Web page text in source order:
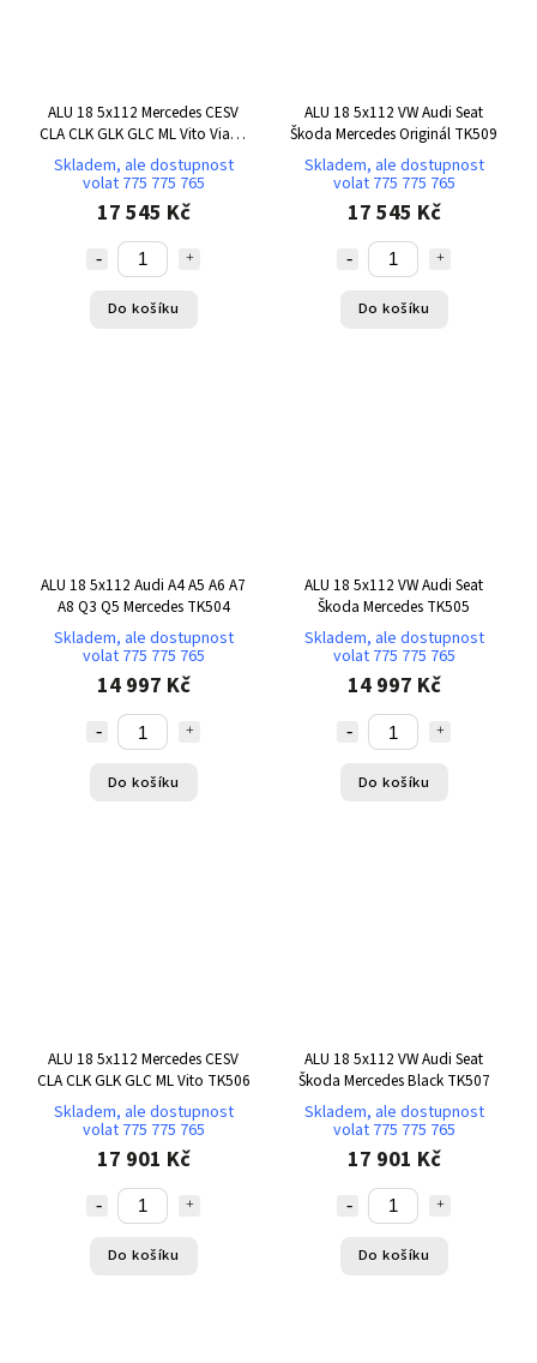
ALU 18 5x112 Mercedes CESV
CLA CLK GLK GLC ML Vito Viano
TK510
Skladem, ale dostupnost
volat 775 775 765
17 545 Kč
Do košíku
ALU 18 5x112 VW Audi Seat
Škoda Mercedes Originál TK509
Skladem, ale dostupnost
volat 775 775 765
17 545 Kč
Do košíku
ALU 18 5x112 Audi A4 A5 A6 A7
A8 Q3 Q5 Mercedes TK504
Skladem, ale dostupnost
volat 775 775 765
14 997 Kč
Do košíku
ALU 18 5x112 VW Audi Seat
Škoda Mercedes TK505
Skladem, ale dostupnost
volat 775 775 765
14 997 Kč
Do košíku
ALU 18 5x112 Mercedes CESV
CLA CLK GLK GLC ML Vito TK506
Skladem, ale dostupnost
volat 775 775 765
17 901 Kč
Do košíku
ALU 18 5x112 VW Audi Seat
Škoda Mercedes Black TK507
Skladem, ale dostupnost
volat 775 775 765
17 901 Kč
Do košíku